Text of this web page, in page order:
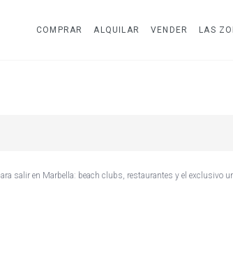
COMPRAR ALQUILAR VENDER LAS
salir en Marbella: beach clubs, restaurantes y el exclusivo